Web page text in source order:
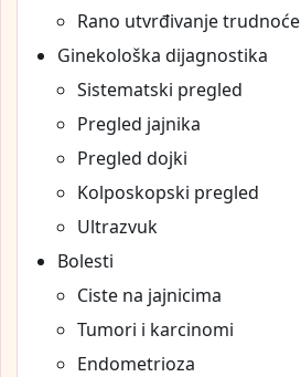
Rano utvrđivanje trudnoće
Ginekološka dijagnostika
Sistematski pregled
Pregled jajnika
Pregled dojki
Kolposkopski pregled
Ultrazvuk
Bolesti
Ciste na jajnicima
Tumori i karcinomi
Endometrioza